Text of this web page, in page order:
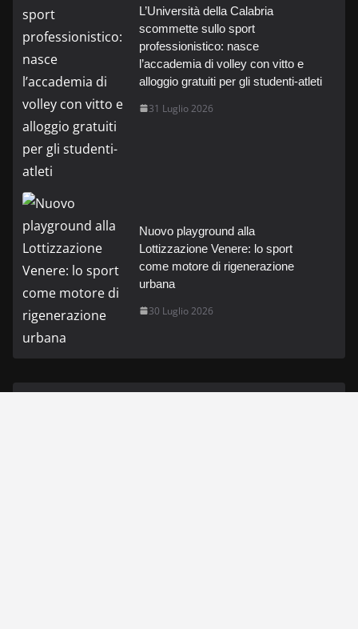
L’Università della Calabria
scommette sullo sport
professionistico: nasce
l’accademia di volley con vitto e
alloggio gratuiti per gli studenti-atleti
31 Luglio 2026
Nuovo playground alla
Lottizzazione Venere: lo sport
come motore di rigenerazione
urbana
30 Luglio 2026